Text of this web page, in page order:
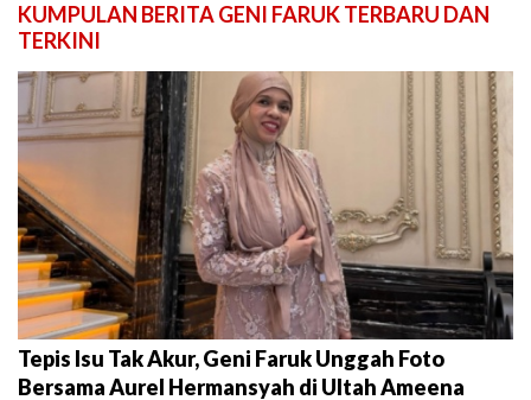
KUMPULAN BERITA GENI FARUK TERBARU DAN
TERKINI
Tepis Isu Tak Akur, Geni Faruk Unggah Foto
Bersama Aurel Hermansyah di Ultah Ameena